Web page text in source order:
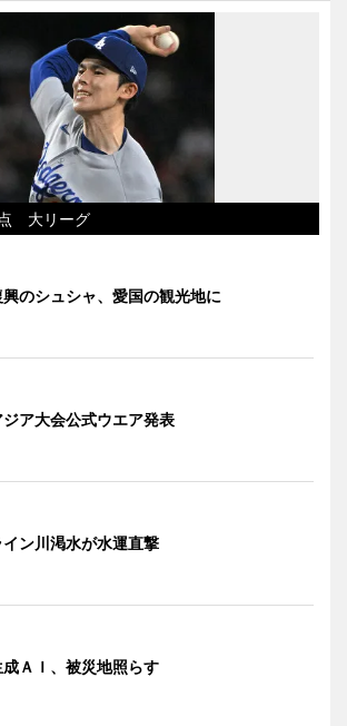
大リーグ
興のシュシャ、愛国の観光地に
ジア大会公式ウエア発表
イン川渇水が水運直撃
成ＡＩ、被災地照らす